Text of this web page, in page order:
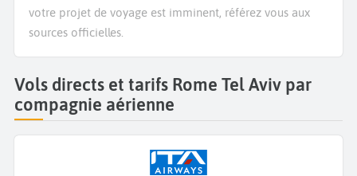
votre projet de voyage est imminent, référez vous aux
sources officielles.
Vols directs et tarifs Rome Tel Aviv par
compagnie aérienne